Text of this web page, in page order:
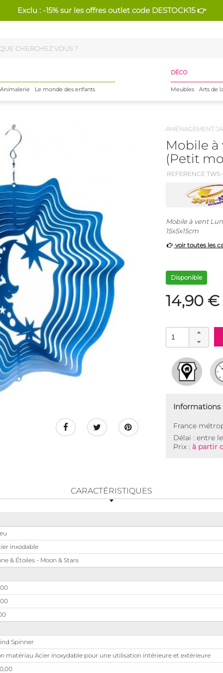
Exclu : -15% sur les offres outlet code DESTOCK15 👉
Animalerie Le monde des enfants
DÉCO
Meubles Arts de
AMÉNAGEMENT
Mobile à
(Petit
REFERENCE
Mobile à vent
15x5x15cm
voir toutes les
Disponible
14,90 €
Informations
France
Délai : entre le
Prix : à partir
CARACTÉRISTIQUES
inxodable
& Étoiles - Moon & Stars
Spinner
matériau Acier inoxydable pour une utilisation intérieure et extérieure